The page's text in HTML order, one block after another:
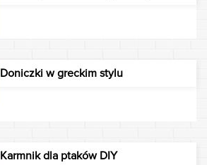
Doniczki w greckim stylu
Karmnik dla ptaków DIY